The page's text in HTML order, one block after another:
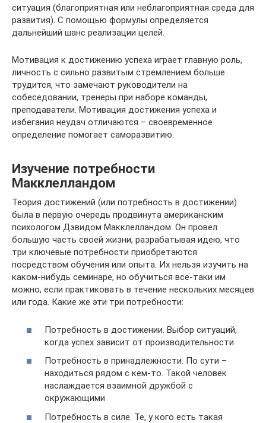
ситуация (благоприятная или неблагоприятная среда для
развития). С помощью формулы определяется
дальнейший шанс реализации целей.
Мотивация к достижению успеха играет главную роль,
личность с сильно развитым стремлением больше
трудится, что замечают руководители на
собеседовании, тренеры при наборе команды,
преподаватели. Мотивация достижения успеха и
избегания неудач отличаются – своевременное
определение помогает саморазвитию.
Изучение потребности
Макклелландом
Теория достижений (или потребность в достижении)
была в первую очередь продвинута американским
психологом Дэвидом Макклелландом. Он провел
большую часть своей жизни, разрабатывая идею, что
три ключевые потребности приобретаются
посредством обучения или опыта. Их нельзя изучить на
каком-нибудь семинаре, но обучиться все-таки им
можно, если практиковать в течение нескольких месяцев
или года. Какие же эти три потребности:
Потребность в достижении. Выбор ситуаций,
когда успех зависит от производительности
Потребность в принадлежности. По сути –
находиться рядом с кем-то. Такой человек
наслаждается взаимной дружбой с
окружающими
Потребность в силе. Те, у кого есть такая